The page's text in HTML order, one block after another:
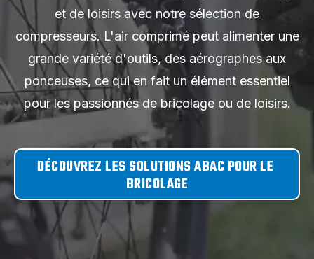
et de loisirs avec notre sélection de
compresseurs. L'air comprimé peut alimenter une
grande variété d'outils, des aérographes aux
ponceuses, ce qui en fait un élément essentiel
pour les passionnés de bricolage ou de loisirs.
DÉCOUVREZ LES SOLUTIONS ABAC POUR LE
BRICOLAGE